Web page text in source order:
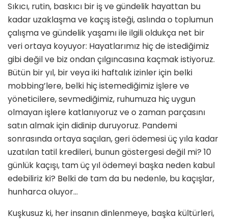
Sıkıcı, rutin, baskıcı bir iş ve gündelik hayattan bu
kadar uzaklaşma ve kaçış isteği, aslında o toplumun
çalışma ve gündelik yaşamı ile ilgili oldukça net bir
veri ortaya koyuyor: Hayatlarımız hiç de istediğimiz
gibi değil ve biz ondan çılgıncasına kaçmak istiyoruz.
Bütün bir yıl, bir veya iki haftalık izinler için belki
mobbing’lere, belki hiç istemediğimiz işlere ve
yöneticilere, sevmediğimiz, ruhumuza hiç uygun
olmayan işlere katlanıyoruz ve o zaman parçasını
satın almak için didinip duruyoruz. Pandemi
sonrasında ortaya saçılan, geri ödemesi üç yıla kadar
uzatılan tatil kredileri, bunun göstergesi değil mi? 10
günlük kaçışı, tam üç yıl ödemeyi başka neden kabul
edebiliriz ki? Belki de tam da bu nedenle, bu kaçışlar,
hunharca oluyor…
Kuşkusuz ki, her insanın dinlenmeye, başka kültürleri,